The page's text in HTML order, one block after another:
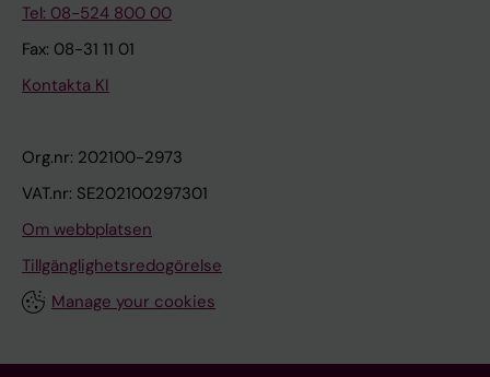
Tel: 08-524 800 00
Fax: 08-31 11 01
Kontakta KI
Org.nr: 202100-2973
VAT.nr: SE202100297301
Om webbplatsen
Tillgänglighetsredogörelse
Manage your cookies